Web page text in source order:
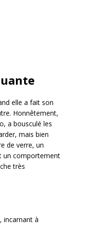
elle a fait son
Honnêtement,
a bousculé les
mais bien
de verre, un
un comportement
très
incarnant à